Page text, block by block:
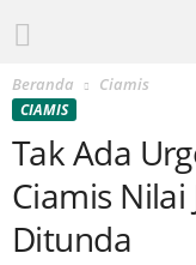
Beranda Ciamis
CIAMIS
Tak Ada
Ciamis Nilai
Ditunda